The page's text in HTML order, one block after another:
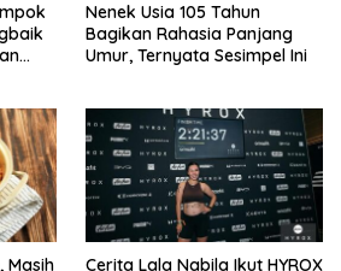
Nenek Usia 105 Tahun
Bagikan Rahasia Panjang
Umur, Ternyata Sesimpel Ini
Masih
Cerita Lala Nabila Ikut HYROX